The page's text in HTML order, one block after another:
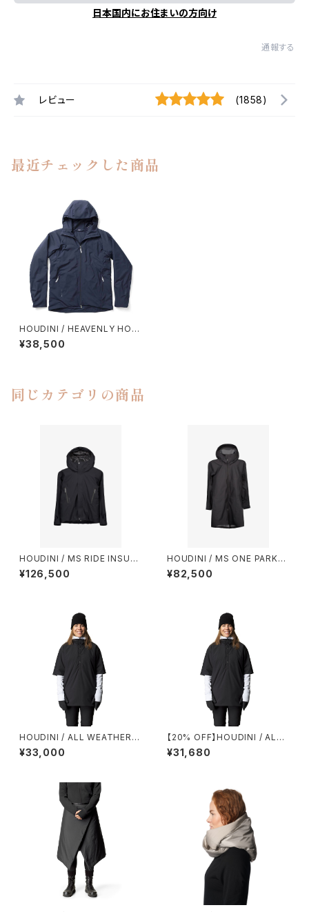
日本国内にお住まいの方向け
通報する
レビュー (1858)
最近チェックした商品
HOUDINI / HEAVENLY HOU
DI （BLUE ILLUSION）
¥38,500
同じカテゴリの商品
HOUDINI / MS RIDE INSULA
TED JACKET
¥126,500
HOUDINI / MS ONE PARKA I
I¥82,500
HOUDINI / ALL WEATHER T
-NECK
¥33,000
【20% OFF】HOUDINI / ALL
WEATHER T-NECK
¥31,680